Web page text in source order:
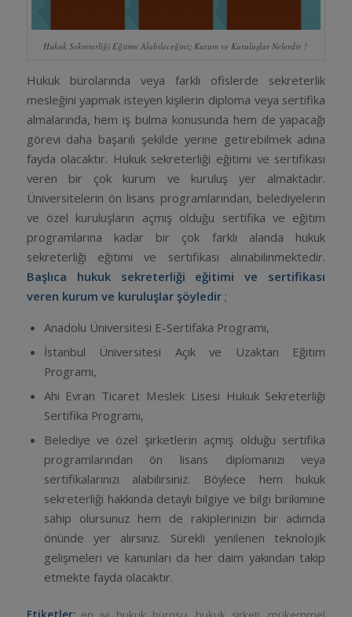
Hukuk Sekreterliği Eğitimi Alabileceğiniz Kurum ve Kuruluşlar Nelerdir ?
Hukuk bürolarında veya farklı ofislerde sekreterlik
mesleğini yapmak isteyen kişilerin diploma veya sertifika
almalarında, hem iş bulma konusunda hem de yapacağı
görevi daha başarılı şekilde yerine getirebilmek adına
fayda olacaktır. Hukuk sekreterliği eğitimi ve sertifikası
veren bir çok kurum ve kuruluş yer almaktadır.
Üniversitelerin ön lisans programlarından, belediyelerin
ve özel kuruluşların açmış olduğu sertifika ve eğitim
programlarına kadar bir çok farklı alanda hukuk
sekreterliği eğitimi ve sertifikası alınabilinmektedir.
Başlıca hukuk sekreterliği eğitimi ve sertifikası
veren kurum ve kuruluşlar şöyledir;
Anadolu Üniversitesi E-Sertifaka Programı,
İstanbul Üniversitesi Açık ve Uzaktan Eğitim
Programı,
Ahi Evran Ticaret Meslek Lisesi Hukuk Sekreterliği
Sertifika Programı,
Belediye ve özel şirketlerin açmış olduğu sertifika
programlarından ön lisans diplomanızı veya
sertifikalarınızı alabilirsiniz. Böylece hem hukuk
sekreterliği hakkında detaylı bilgiye ve bilgi birikimine
sahip olursunuz hem de rakiplerinizin bir adımda
önünde yer alırsınız. Sürekli yenilenen teknolojik
gelişmeleri ve kanunları da her daim yakından takip
etmekte fayda olacaktır.